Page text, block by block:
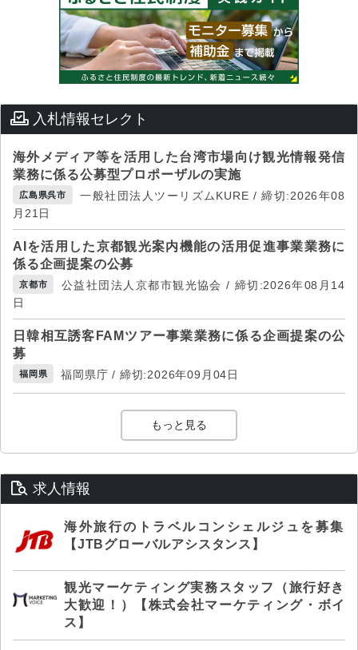
入札情報セレクト
海外メディア等を活用した台湾市場向け観光情報発信
業務に係る公募型プロポーザルの実施
広島県呉市
一般社団法人ツーリズムKURE / 締切:2026年08
月21日
AIを活用した京都観光案内機能の活用促進事業業務に
係る企画提案の公募
京都市
公益社団法人京都市観光協会 / 締切:2026年08月14
日
日韓相互誘客FAMツアー事業業務に係る企画提案の公
募
福岡県 福岡県庁 / 締切:2026年09月04日
もっと見る
求人情報
海外旅行のトラベルコンシェルジュを募集
【JTBグローバルアシスタンス】
観光マーケティング実務スタッフ（旅行好き
大歓迎！）【株式会社マーケティング・ボイ
ス】